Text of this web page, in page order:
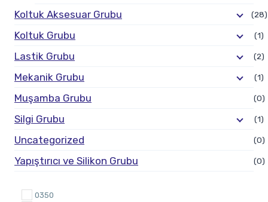
Koltuk Aksesuar Grubu (28)
Koltuk Grubu (1)
Lastik Grubu (2)
Mekanik Grubu (1)
Muşamba Grubu (0)
Silgi Grubu (1)
Uncategorized (0)
Yapıştırıcı ve Silikon Grubu (0)
0350